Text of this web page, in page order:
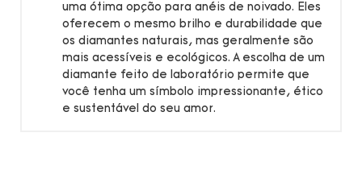
uma ótima opção para anéis de noivado. Eles
oferecem o mesmo brilho e durabilidade que
os diamantes naturais, mas geralmente são
mais acessíveis e ecológicos. A escolha de um
diamante feito de laboratório permite que
você tenha um símbolo impressionante, ético
e sustentável do seu amor.